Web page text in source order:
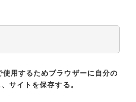
使用するためブラウザーに自分の
サイトを保存する。